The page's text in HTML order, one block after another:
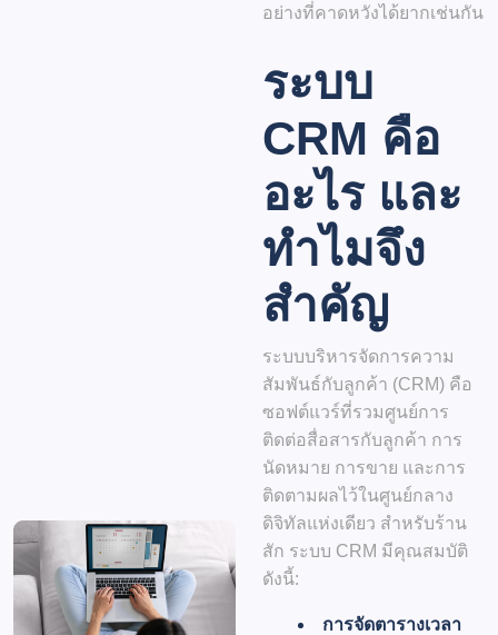
อย่างที่คาดหวังได้ยากเช่นกัน
ระบบ
CRM คือ
อะไร และ
ทำไมจึง
สำคัญ
ระบบบริหารจัดการความ
สัมพันธ์กับลูกค้า (CRM) คือ
ซอฟต์แวร์ที่รวมศูนย์การ
ติดต่อสื่อสารกับลูกค้า การ
นัดหมาย การขาย และการ
ติดตามผลไว้ในศูนย์กลาง
ดิจิทัลแห่งเดียว สำหรับร้าน
สัก ระบบ CRM มีคุณสมบัติ
ดังนี้:
การจัดตารางเวลา